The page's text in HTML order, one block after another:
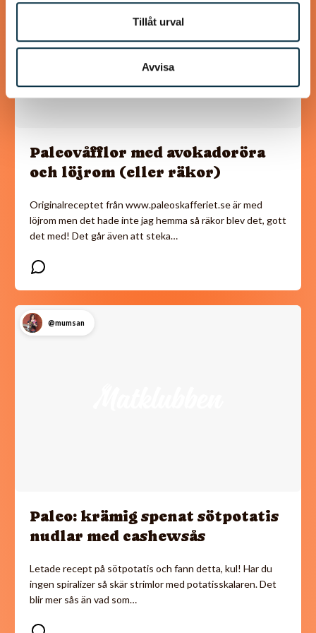
Tillåt urval
Avvisa
Paleovåfflor med avokadoröra
och löjrom (eller räkor)
Originalreceptet från www.paleoskafferiet.se är med
löjrom men det hade inte jag hemma så räkor blev det, gott
det med! Det går även att steka…
@mumsan
Paleo: krämig spenat sötpotatis
nudlar med cashewsås
Letade recept på sötpotatis och fann detta, kul! Har du
ingen spiralizer så skär strimlor med potatisskalaren. Det
blir mer sås än vad som…